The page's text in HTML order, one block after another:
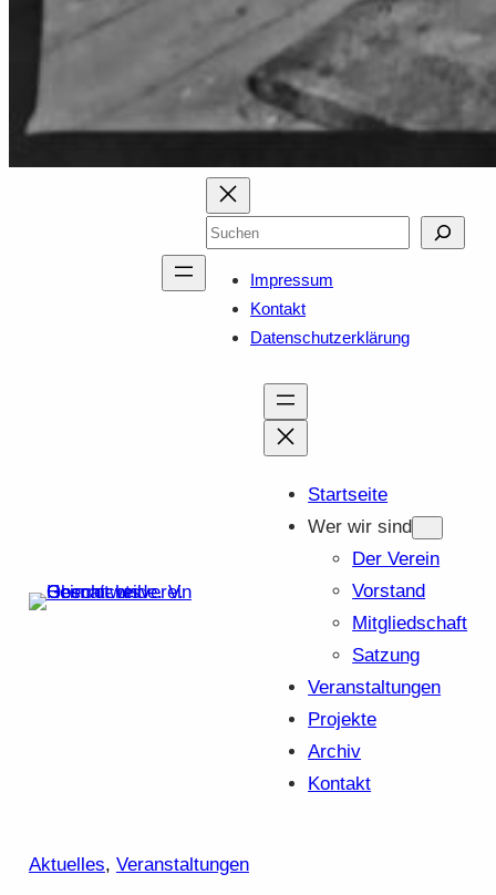
Suchen
Impressum
Kontakt
Datenschutzerklärung
Startseite
Wer wir sind
Der Verein
Vorstand
Mitgliedschaft
Satzung
Veranstaltungen
Projekte
Archiv
Kontakt
Aktuelles, Veranstaltungen